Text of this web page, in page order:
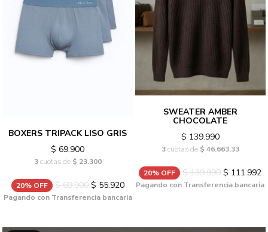
BOXERS TRIPACK LISO GRIS
$ 69.900
3cuotas de $ 23.300
20% OFF $ 69.900$ 55.920
Pagando con Transferencia bancaria
SWEATER AMBER
CHOCOLATE
$ 139.990
3cuotas de $ 46.663,33
20% OFF $ 139.990 $ 111.992
Pagando con Transferencia bancaria